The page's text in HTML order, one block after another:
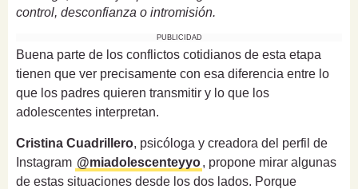
control, desconfianza o intromisión.
PUBLICIDAD
Buena parte de los conflictos cotidianos de esta etapa
tienen que ver precisamente con esa diferencia entre lo
que los padres quieren transmitir y lo que los
adolescentes interpretan.
Cristina Cuadrillero, psicóloga y creadora del perfil de
Instagram @miadolescenteyyo, propone mirar algunas
de estas situaciones desde los dos lados. Porque